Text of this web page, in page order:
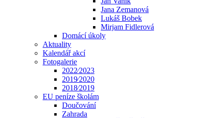
Jana Zemanová
Lukáš Bobek
Mirjam Fidlerová
Domácí úkoly
Aktuality
Kalendář akcí
Fotogalerie
2022⁄2023
2019⁄2020
2018⁄2019
EU peníze školám
Doučování
Zahrada